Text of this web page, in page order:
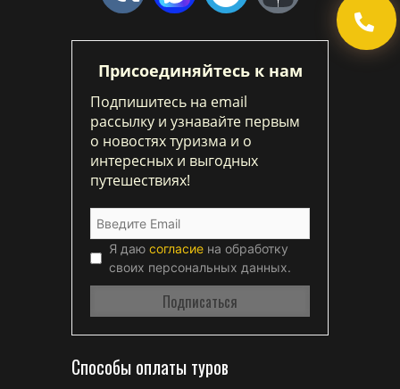
Присоединяйтесь к нам
Подпишитесь на email
рассылку и узнавайте первым
о новостях туризма и о
интересных и выгодных
путешествиях!
Я даю согласие на обработку
своих персональных данных.
Способы оплаты туров